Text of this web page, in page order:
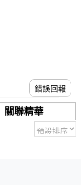
錯誤回報
關聯精華